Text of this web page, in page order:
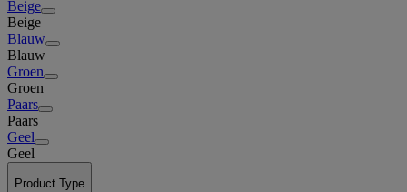
Beige
Beige
Blauw
Blauw
Groen
Groen
Paars
Paars
Geel
Geel
Product Type